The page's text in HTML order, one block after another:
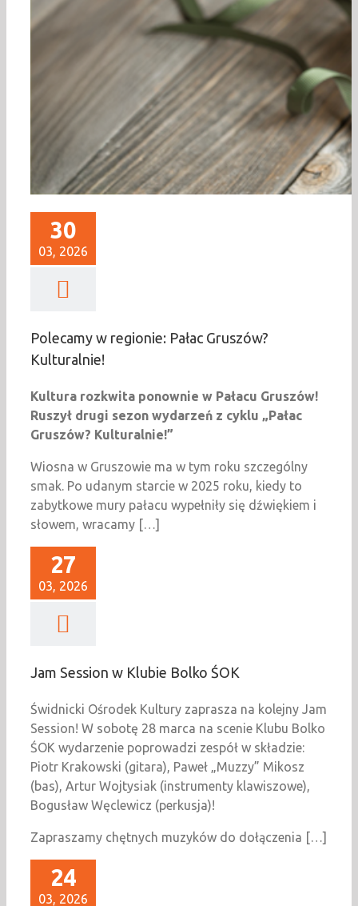
30
03, 2026
Polecamy w regionie: Pałac Gruszów?
Kulturalnie!
Kultura rozkwita ponownie w Pałacu Gruszów!
Ruszył drugi sezon wydarzeń z cyklu „Pałac
Gruszów? Kulturalnie!”
Wiosna w Gruszowie ma w tym roku szczególny
smak. Po udanym starcie w 2025 roku, kiedy to
zabytkowe mury pałacu wypełniły się dźwiękiem i
słowem, wracamy […]
27
03, 2026
Jam Session w Klubie Bolko ŚOK
Świdnicki Ośrodek Kultury zaprasza na kolejny Jam
Session! W sobotę 28 marca na scenie Klubu Bolko
ŚOK wydarzenie poprowadzi zespół w składzie:
Piotr Krakowski (gitara), Paweł „Muzzy” Mikosz
(bas), Artur Wojtysiak (instrumenty klawiszowe),
Bogusław Węclewicz (perkusja)!
Zapraszamy chętnych muzyków do dołączenia […]
24
03, 2026